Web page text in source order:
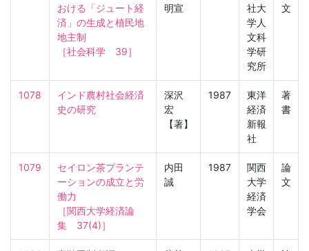
おける「ジュート経
済」の生成と植民地
地主制
［社会科学　39］
明宣
社大
学人
文科
学研
究所
文
1078
インド農村社会経済
史の研究
深沢
宏
【著】
1987
東洋
経済
新報
社
著
書
1079
セイロン茶プランテ
ーションの成立と労
働力
［関西大学経済論
集　37(4)］
内田
誠
1987
関西
大学
経済
学会
論
文